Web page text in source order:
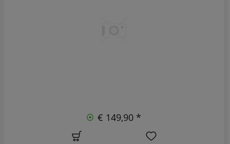
€ 149,90 *